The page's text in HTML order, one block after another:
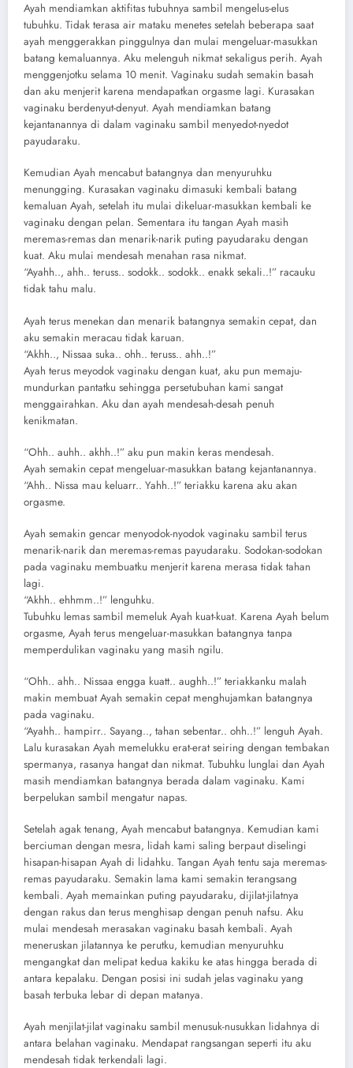
Ayah mendiamkan aktifitas tubuhnya sambil mengelus-elus
tubuhku. Tidak terasa air mataku menetes setelah beberapa saat
ayah menggerakkan pinggulnya dan mulai mengeluar-masukkan
batang kemaluannya. Aku melenguh nikmat sekaligus perih. Ayah
menggenjotku selama 10 menit. Vaginaku sudah semakin basah
dan aku menjerit karena mendapatkan orgasme lagi. Kurasakan
vaginaku berdenyut-denyut. Ayah mendiamkan batang
kejantanannya di dalam vaginaku sambil menyedot-nyedot
payudaraku.
Kemudian Ayah mencabut batangnya dan menyuruhku
menungging. Kurasakan vaginaku dimasuki kembali batang
kemaluan Ayah, setelah itu mulai dikeluar-masukkan kembali ke
vaginaku dengan pelan. Sementara itu tangan Ayah masih
meremas-remas dan menarik-narik puting payudaraku dengan
kuat. Aku mulai mendesah menahan rasa nikmat.
“Ayahh.., ahh.. teruss.. sodokk.. sodokk.. enakk sekali..!” racauku
tidak tahu malu.
Ayah terus menekan dan menarik batangnya semakin cepat, dan
aku semakin meracau tidak karuan.
“Akhh.., Nissaa suka.. ohh.. teruss.. ahh..!”
Ayah terus meyodok vaginaku dengan kuat, aku pun memaju-
mundurkan pantatku sehingga persetubuhan kami sangat
menggairahkan. Aku dan ayah mendesah-desah penuh
kenikmatan.
“Ohh.. auhh.. akhh..!” aku pun makin keras mendesah.
Ayah semakin cepat mengeluar-masukkan batang kejantanannya.
“Ahh.. Nissa mau keluarr.. Yahh..!” teriakku karena aku akan
orgasme.
Ayah semakin gencar menyodok-nyodok vaginaku sambil terus
menarik-narik dan meremas-remas payudaraku. Sodokan-sodokan
pada vaginaku membuatku menjerit karena merasa tidak tahan
lagi.
“Akhh.. ehhmm..!” lenguhku.
Tubuhku lemas sambil memeluk Ayah kuat-kuat. Karena Ayah belum
orgasme, Ayah terus mengeluar-masukkan batangnya tanpa
memperdulikan vaginaku yang masih ngilu.
“Ohh.. ahh.. Nissaa engga kuatt.. aughh..!” teriakkanku malah
makin membuat Ayah semakin cepat menghujamkan batangnya
pada vaginaku.
“Ayahh.. hampirr.. Sayang.., tahan sebentar.. ohh..!” lenguh Ayah.
Lalu kurasakan Ayah memelukku erat-erat seiring dengan tembakan
spermanya, rasanya hangat dan nikmat. Tubuhku lunglai dan Ayah
masih mendiamkan batangnya berada dalam vaginaku. Kami
berpelukan sambil mengatur napas.
Setelah agak tenang, Ayah mencabut batangnya. Kemudian kami
berciuman dengan mesra, lidah kami saling berpaut diselingi
hisapan-hisapan Ayah di lidahku. Tangan Ayah tentu saja meremas-
remas payudaraku. Semakin lama kami semakin terangsang
kembali. Ayah memainkan puting payudaraku, dijilat-jilatnya
dengan rakus dan terus menghisap dengan penuh nafsu. Aku
mulai mendesah merasakan vaginaku basah kembali. Ayah
meneruskan jilatannya ke perutku, kemudian menyuruhku
mengangkat dan melipat kedua kakiku ke atas hingga berada di
antara kepalaku. Dengan posisi ini sudah jelas vaginaku yang
basah terbuka lebar di depan matanya.
Ayah menjilat-jilat vaginaku sambil menusuk-nusukkan lidahnya di
antara belahan vaginaku. Mendapat rangsangan seperti itu aku
mendesah tidak terkendali lagi.